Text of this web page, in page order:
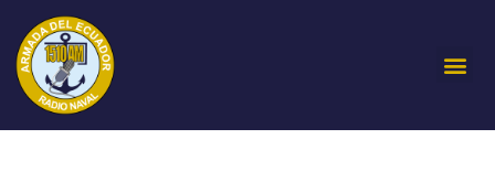
contenido